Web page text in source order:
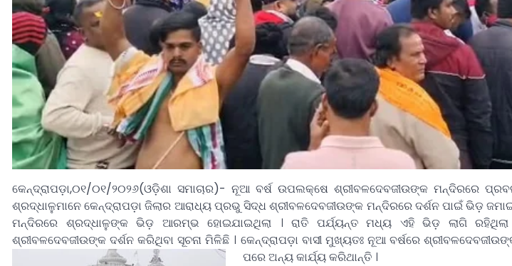
କେନ୍ଦ୍ରାପଡ଼ା,୦୧/୦୧/୨୦୨୬(ଓଡ଼ିଶା ସମାଚାର)- ନୂଆ ବର୍ଷ ଉପଲକ୍ଷେ ଶ୍ରୀବଳଦେବଜୀଉଙ୍କ ମନ୍ଦିରରେ
ଶ୍ରଦ୍ଧାଳୁମାନେ କେନ୍ଦ୍ରାପଡ଼ା ଜିଲାର ଆରାଧ୍ୟ ପ୍ରଭୁ ସିଦ୍ଧ ଶ୍ରୀବଳଦେବଜୀଉଙ୍କ ମନ୍ଦିରରେ ଦର୍ଶନ ପାଇଁ ଭିଡ଼
ମନ୍ଦିରରେ ଶ୍ରଦ୍ଧାଳୁଙ୍କ ଭିଡ଼ ଆରମ୍ଭ ହୋଇଯାଇଥିଲା । ରାତି ପର୍ଯ୍ୟନ୍ତ ମଧ୍ୟ ଏହି ଭିଡ଼ ଲାଗି
ଶ୍ରୀବଳଦେବଜୀଉଙ୍କ ଦର୍ଶନ କରିଥିବା ସୂଚନା ମିଳିଛି । କେନ୍ଦ୍ରାପଡ଼ା ବାସୀ ମୁଖ୍ୟତଃ ନୂଆ ବର୍ଷରେ
ପରେ ଅନ୍ୟ କାର୍ଯ୍ୟ କରିଥାନ୍ତି ।